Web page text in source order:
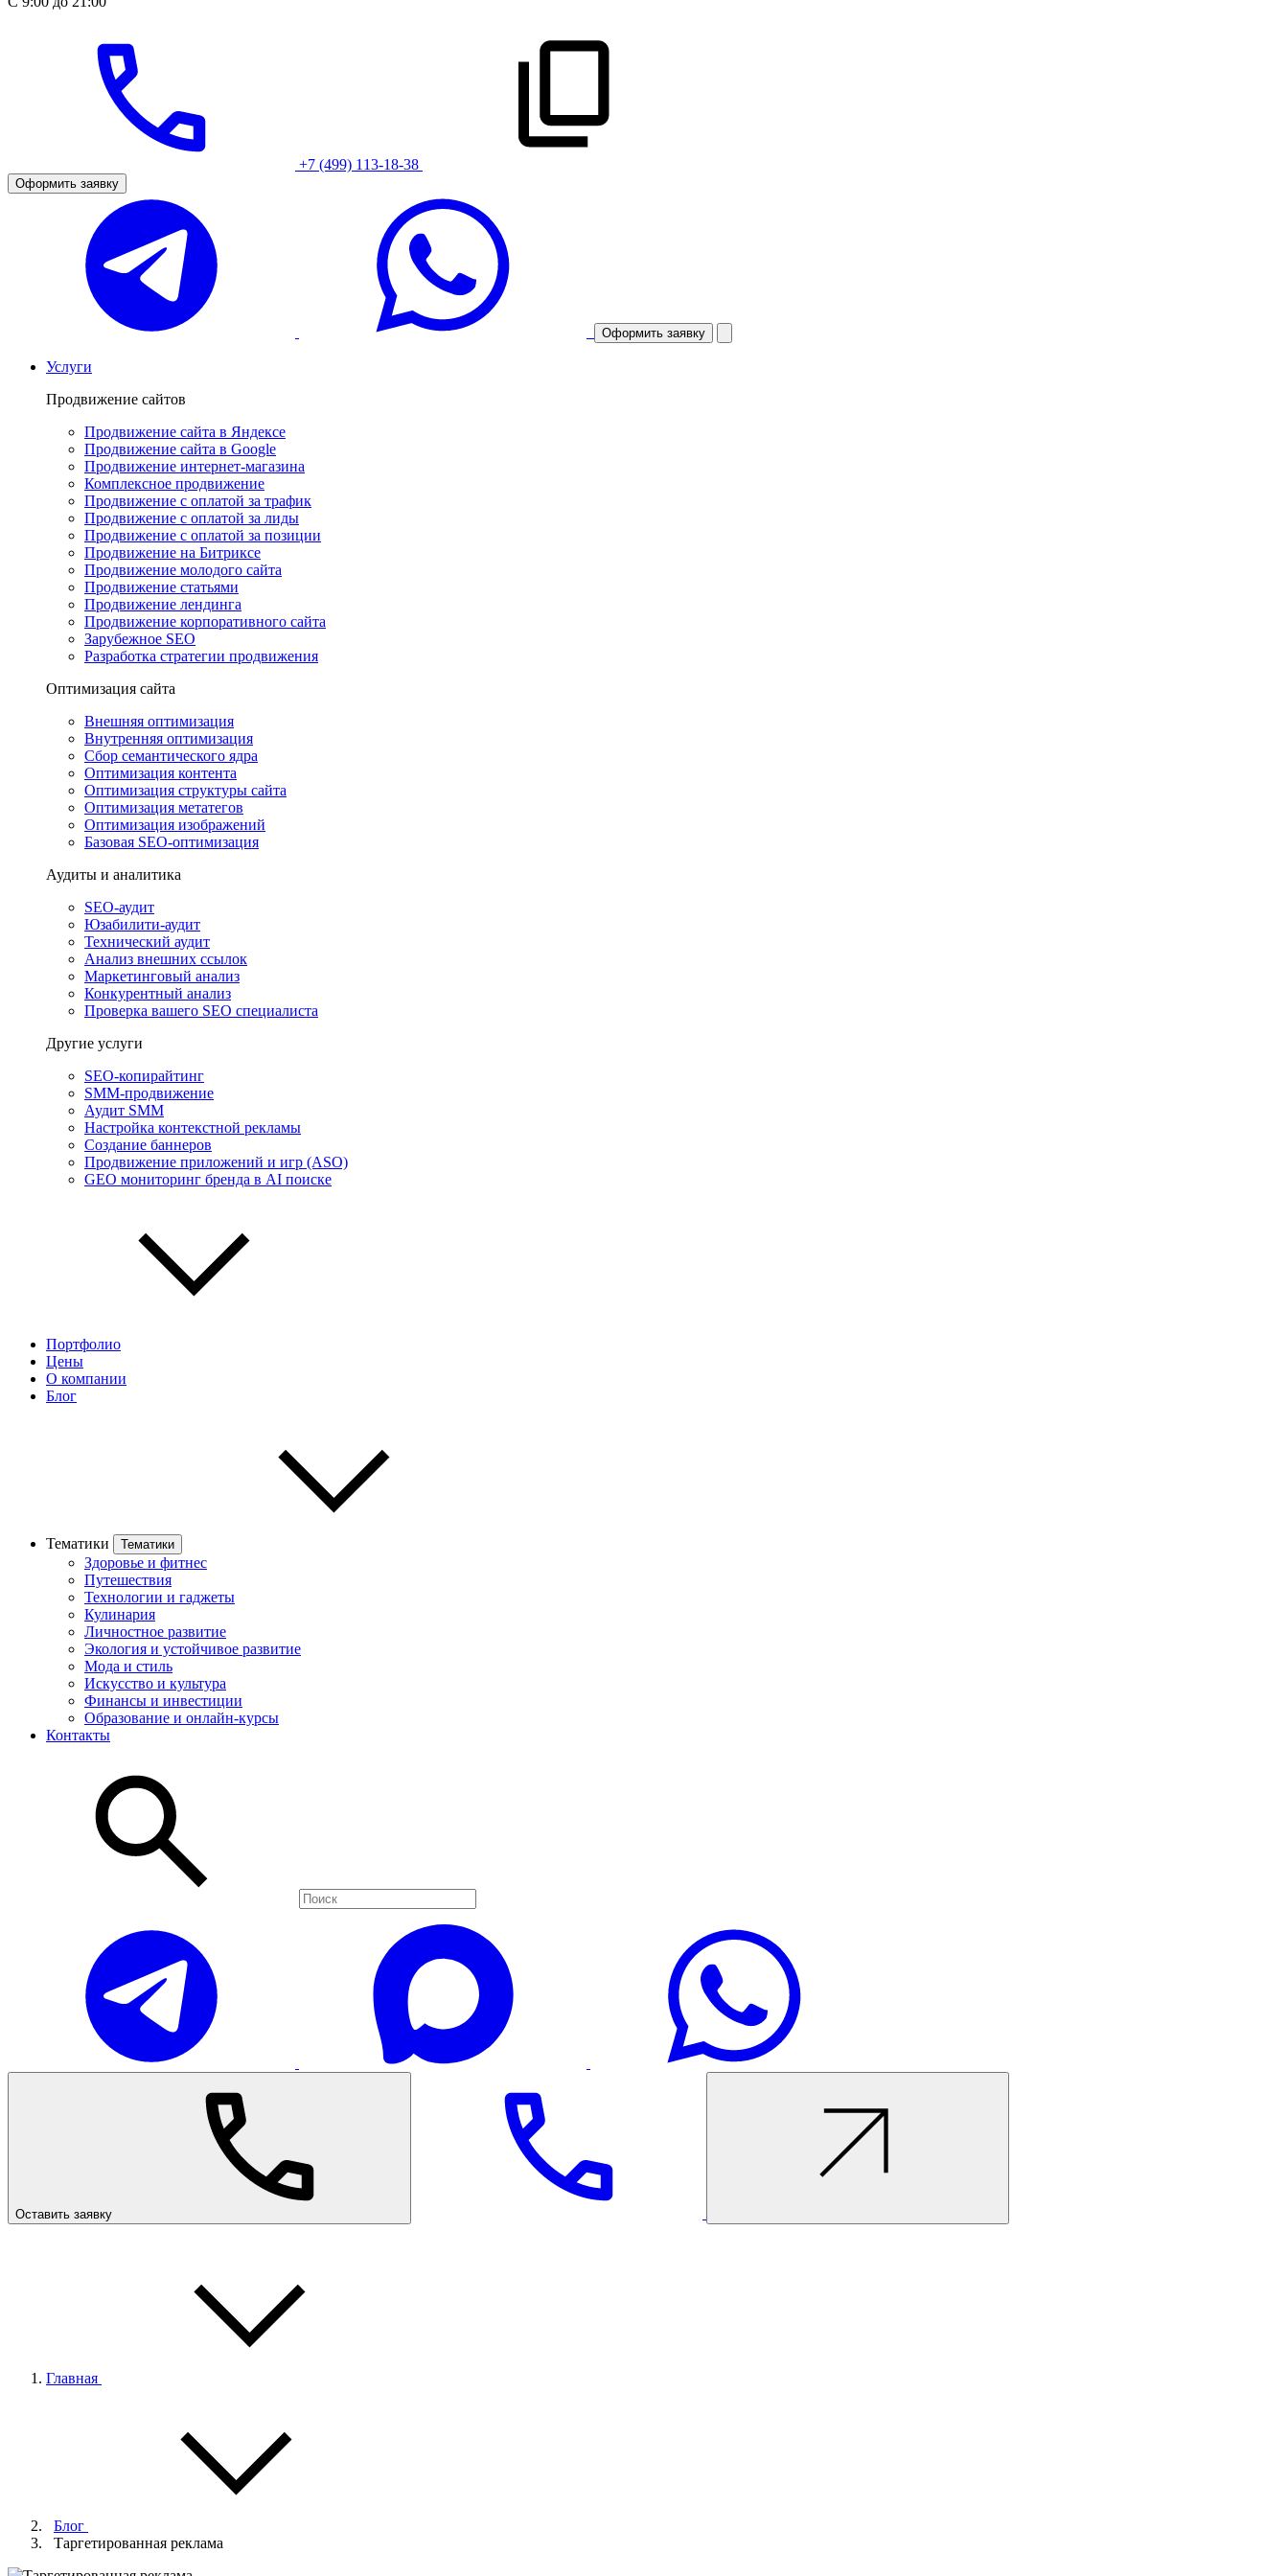
+7 (499) 113-18-38
Оформить заявку
Оформить заявку
Услуги
Продвижение сайтов
Продвижение сайта в Яндексе
Продвижение сайта в Google
Продвижение интернет-магазина
Комплексное продвижение
Продвижение с оплатой за трафик
Продвижение с оплатой за лиды
Продвижение с оплатой за позиции
Продвижение на Битриксе
Продвижение молодого сайта
Продвижение статьями
Продвижение лендинга
Продвижение корпоративного сайта
Зарубежное SEO
Разработка стратегии продвижения
Оптимизация сайта
Внешняя оптимизация
Внутренняя оптимизация
Сбор семантического ядра
Оптимизация контента
Оптимизация структуры сайта
Оптимизация метатегов
Оптимизация изображений
Базовая SEO-оптимизация
Аудиты и аналитика
SEO-аудит
Юзабилити-аудит
Технический аудит
Анализ внешних ссылок
Маркетинговый анализ
Конкурентный анализ
Проверка вашего SEO специалиста
Другие услуги
SEO-копирайтинг
SMM-продвижение
Аудит SMM
Настройка контекстной рекламы
Создание баннеров
Продвижение приложений и игр (ASO)
GEO мониторинг бренда в AI поиске
Портфолио
Цены
О компании
Блог
Тематики Тематики
Здоровье и фитнес
Путешествия
Технологии и гаджеты
Кулинария
Личностное развитие
Экология и устойчивое развитие
Мода и стиль
Искусство и культура
Финансы и инвестиции
Образование и онлайн-курсы
Контакты
Оставить заявку
Главная
Блог
Таргетированная реклама